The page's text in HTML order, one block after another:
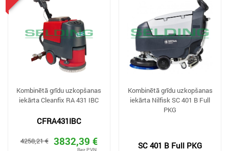
Kombinētā grīdu uzkopšanas
iekārta Cleanfix RA 431 IBC
CFRA431IBC
4258,21 € 3832,39 €
Kombinētā grīdu uzkopšanas
iekārta Nilfisk SC 401 B Full
PKG
SC 401 B Full PKG